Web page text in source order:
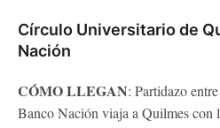
Círculo Universitario de
Nación
CÓMO LLEGAN: Partidazo
Banco Nación viaja a Quilmes con